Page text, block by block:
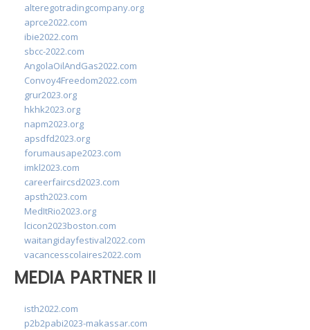
alteregotradingcompany.org
aprce2022.com
ibie2022.com
sbcc-2022.com
AngolaOilAndGas2022.com
Convoy4Freedom2022.com
grur2023.org
hkhk2023.org
napm2023.org
apsdfd2023.org
forumausape2023.com
imkl2023.com
careerfaircsd2023.com
apsth2023.com
MedItRio2023.org
lcicon2023boston.com
waitangidayfestival2022.com
vacancesscolaires2022.com
MEDIA PARTNER II
isth2022.com
p2b2pabi2023-makassar.com